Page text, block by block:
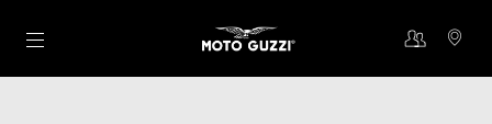
Aller au contenu principal